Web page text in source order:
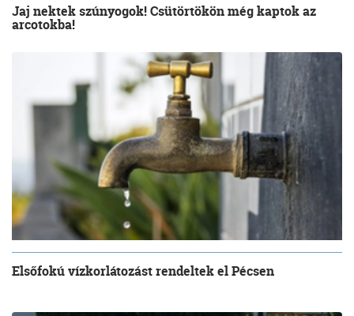
Jaj nektek szúnyogok! Csütörtökön még kaptok az
arcotokba!
Elsőfokú vízkorlátozást rendeltek el Pécsen